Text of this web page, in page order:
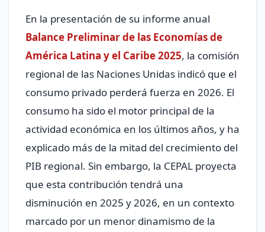
En la presentación de su informe anual
Balance Preliminar de las Economías de
América Latina y el Caribe 2025, la comisión
regional de las Naciones Unidas indicó que el
consumo privado perderá fuerza en 2026. El
consumo ha sido el motor principal de la
actividad económica en los últimos años, y ha
explicado más de la mitad del crecimiento del
PIB regional. Sin embargo, la CEPAL proyecta
que esta contribución tendrá una
disminución en 2025 y 2026, en un contexto
marcado por un menor dinamismo de la